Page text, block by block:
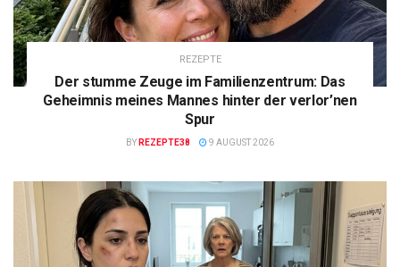
REZEPTE
Der stumme Zeuge im Familienzentrum: Das
Geheimnis meines Mannes hinter der verlor’nen
Spur
BY REZEPTE38 9 AUGUST 2026